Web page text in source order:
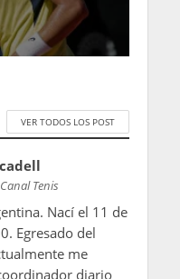
VER TODOS LOS POST
Tenis
Nací el 11 de
Egresado del
me
diario